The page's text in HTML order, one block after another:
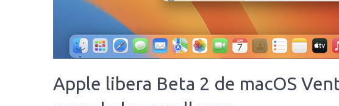
Apple libera Beta 2 de macOS